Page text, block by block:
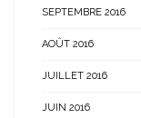
SEPTEMBRE 2016
AOÛT 2016
JUILLET 2016
JUIN 2016